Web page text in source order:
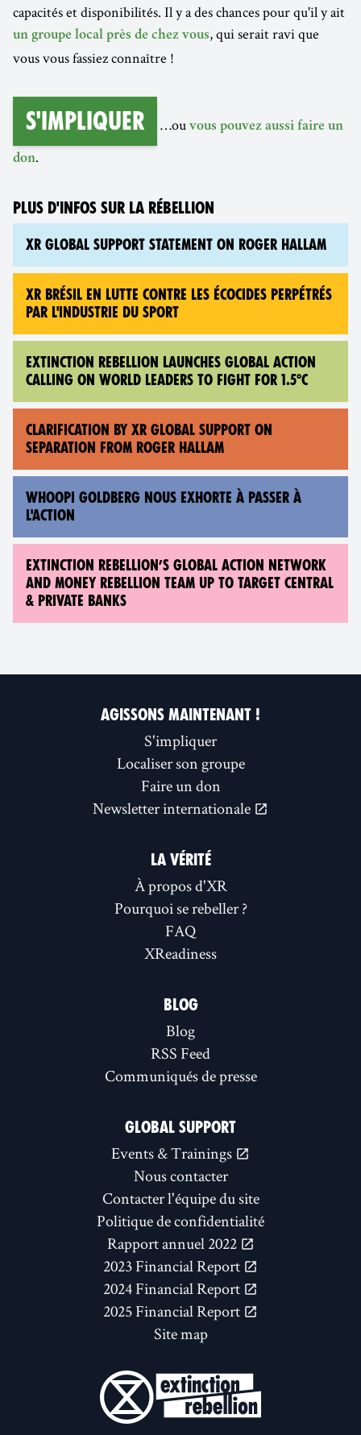
capacités et disponibilités. Il y a des chances pour qu'il y ait
un groupe local près de chez vous, qui serait ravi que
vous vous fassiez connaître !
S'impliquer …ou vous pouvez aussi faire un
don.
PLUS D'INFOS SUR LA RÉBELLION
XR GLOBAL SUPPORT STATEMENT ON ROGER HALLAM
XR BRÉSIL EN LUTTE CONTRE LES ÉCOCIDES PERPÉTRÉS
PAR L'INDUSTRIE DU SPORT
EXTINCTION REBELLION LAUNCHES GLOBAL ACTION
CALLING ON WORLD LEADERS TO FIGHT FOR 1.5°C
CLARIFICATION BY XR GLOBAL SUPPORT ON
SEPARATION FROM ROGER HALLAM
WHOOPI GOLDBERG NOUS EXHORTE À PASSER À
L'ACTION
EXTINCTION REBELLION’S GLOBAL ACTION NETWORK
AND MONEY REBELLION TEAM UP TO TARGET CENTRAL
& PRIVATE BANKS
AGISSONS MAINTENANT !
S'impliquer
Localiser son groupe
Faire un don
Newsletter internationale
LA VÉRITÉ
À propos d'XR
Pourquoi se rebeller ?
FAQ
XReadiness
BLOG
Blog
RSS Feed
Communiqués de presse
GLOBAL SUPPORT
Events & Trainings
Nous contacter
Contacter l'équipe du site
Politique de confidentialité
Rapport annuel 2022
2023 Financial Report
2024 Financial Report
2025 Financial Report
Site map